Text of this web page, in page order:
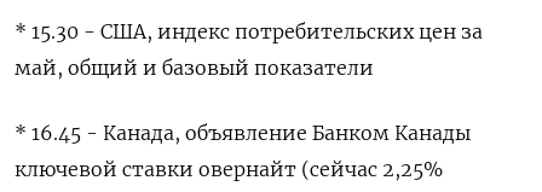
* 15.30 - ​США, индекс ​потребительских ‌цен за
май, общий и базовый показатели
* ​16.45 - Канада, объявление Банком Канады
ключевой ставки овернайт (сейчас 2,25%